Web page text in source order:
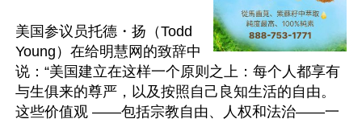
美国参议员托德・扬（Todd
Young）在给明慧网的致辞中
说：“美国建立在这样一个原则之上：每个人都享有
与生俱来的尊严，以及按照自己良知生活的自由。
这些价值观 ——包括宗教自由、人权和法治——一